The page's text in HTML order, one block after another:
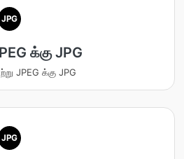
JPG
க்கு JPG
JPEG க்கு JPG
JPG